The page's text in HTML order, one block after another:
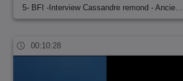
5- BFI -Interview Cassandre remond - Ancie…
00:10:28